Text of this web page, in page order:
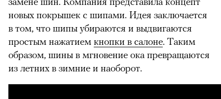
новых покрышек с шипами. Идея заключается
в том, что шипы убираются и выдвигаются
простым нажатием кнопки в салоне. Таким
образом, шины в мгновение ока превращаются
из летних в зимние и наоборот.